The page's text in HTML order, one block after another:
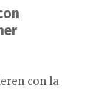
con la